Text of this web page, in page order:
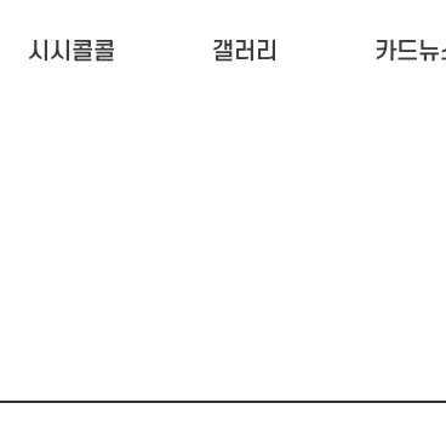
시시콜콜 갤러리 카드뉴